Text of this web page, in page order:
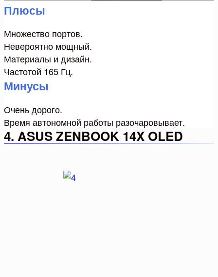
Плюсы
Множество портов.
Невероятно мощный.
Материалы и дизайн.
Частотой 165 Гц.
Минусы
Очень дорого.
Время автономной работы разочаровывает.
4. ASUS ZENBOOK 14X OLED